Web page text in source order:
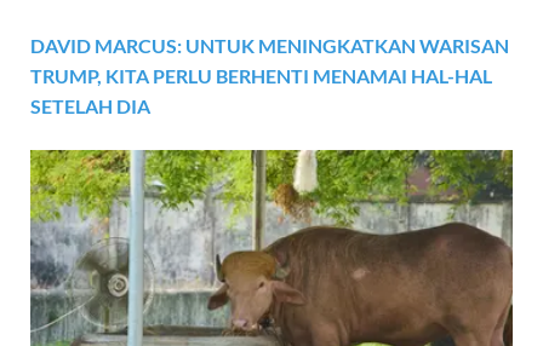
DAVID MARCUS: UNTUK MENINGKATKAN WARISAN
TRUMP, KITA PERLU BERHENTI MENAMAI HAL-HAL
SETELAH DIA